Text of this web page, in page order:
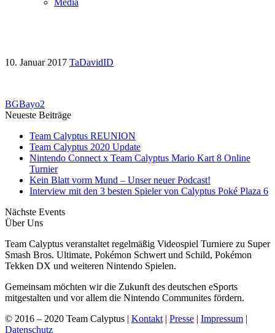
Media
10. Januar 2017 TaDavidID
BGBayo2
Neueste Beiträge
Team Calyptus REUNION
Team Calyptus 2020 Update
Nintendo Connect x Team Calyptus Mario Kart 8 Online
Turnier
Kein Blatt vorm Mund – Unser neuer Podcast!
Interview mit den 3 besten Spieler von Calyptus Poké Plaza 6
Nächste Events
Über Uns
Team Calyptus veranstaltet regelmäßig Videospiel Turniere zu Super
Smash Bros. Ultimate, Pokémon Schwert und Schild, Pokémon
Tekken DX und weiteren Nintendo Spielen.
Gemeinsam möchten wir die Zukunft des deutschen eSports
mitgestalten und vor allem die Nintendo Communites fördern.
© 2016 – 2020 Team Calyptus | Kontakt | Presse | Impressum |
Datenschutz